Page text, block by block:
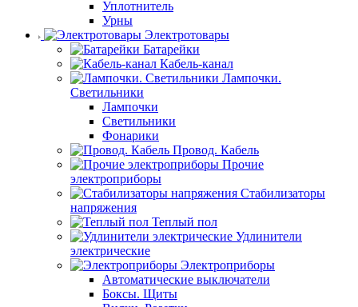
Уплотнитель
Урны
Электротовары
Батарейки
Кабель-канал
Лампочки.
Светильники
Лампочки
Светильники
Фонарики
Провод. Кабель
Прочие
электроприборы
Стабилизаторы
напряжения
Теплый пол
Удлинители
электрические
Электроприборы
Автоматические выключатели
Боксы. Щиты